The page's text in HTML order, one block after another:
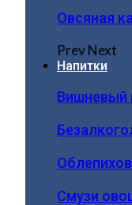
Овсяная
PrevNext
Напитки
Вишневый
Смузи